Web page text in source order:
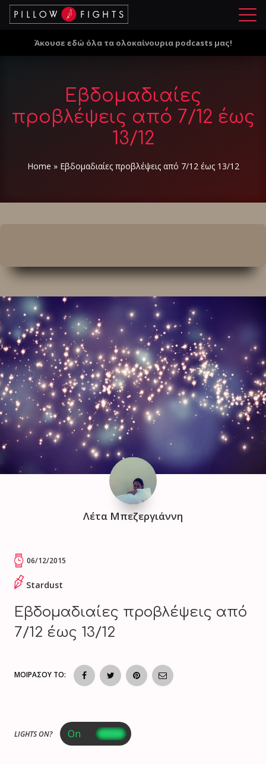
Μ
ο
Άκουσε εδώ όλα τα ολοκαίνουρια podcasts μας!
Εβδομαδιαίες
προβλέψεις από 7/12 έως
13/12
Home » Εβδομαδιαίες προβλέψεις από 7/12 έως 13/12
Λέτα Μπεζεργιάννη
06/12/2015
Stardust
Εβδομαδιαίες προβλέψεις από
7/12 έως 13/12
ΜΟΙΡΑΣΟΥ ΤΟ:
LIGHTS ON?